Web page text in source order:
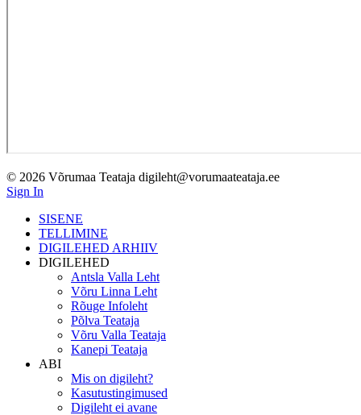
© 2026 Võrumaa Teataja digileht@vorumaateataja.ee
Sign In
SISENE
TELLIMINE
DIGILEHED ARHIIV
DIGILEHED
Antsla Valla Leht
Võru Linna Leht
Rõuge Infoleht
Põlva Teataja
Võru Valla Teataja
Kanepi Teataja
ABI
Mis on digileht?
Kasutustingimused
Digileht ei avane